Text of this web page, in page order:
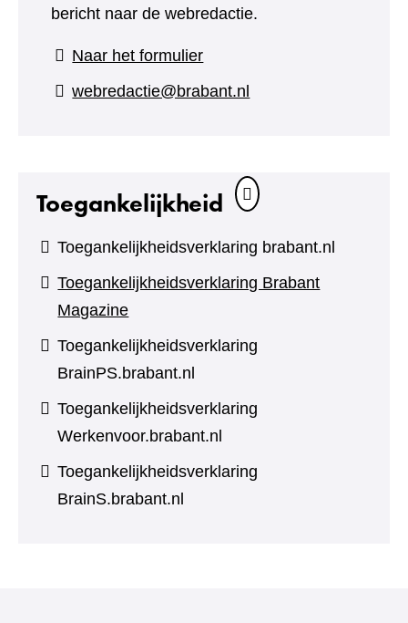
bericht naar de webredactie.
Naar het formulier(verwijst
naar
webredactie@brabant.nl
Toegankelijkheid
Toegankelijkheidsverklaring brabant.nl
Toegankelijkheidsverklaring Brabant
Magazine
Toegankelijkheidsverklaring
BrainPS.brabant.nl
Toegankelijkheidsverklaring
Werkenvoor.brabant.nl
Toegankelijkheidsverklaring
BrainS.brabant.nl